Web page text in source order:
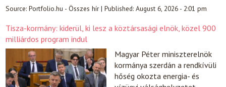
Source:Portfolio.hu - Összes hír|Published:August 6, 2026 - 2:01 pm
Tisza-kormány: kiderül, ki lesz a köztársasági elnök, közel 900
milliárdos program indul
Magyar Péter miniszterelnök
kormánya szerdán a rendkívüli
hőség okozta energia- és